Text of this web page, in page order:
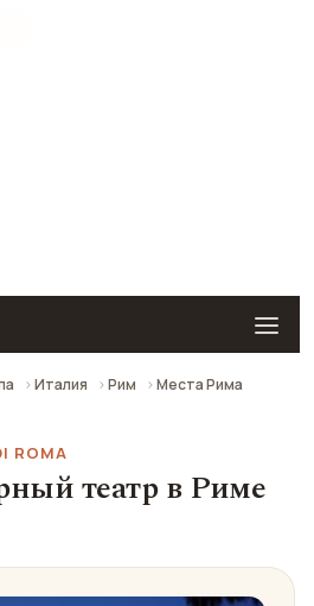
Италия Рим
Места Рима
ROMA
театр в Риме